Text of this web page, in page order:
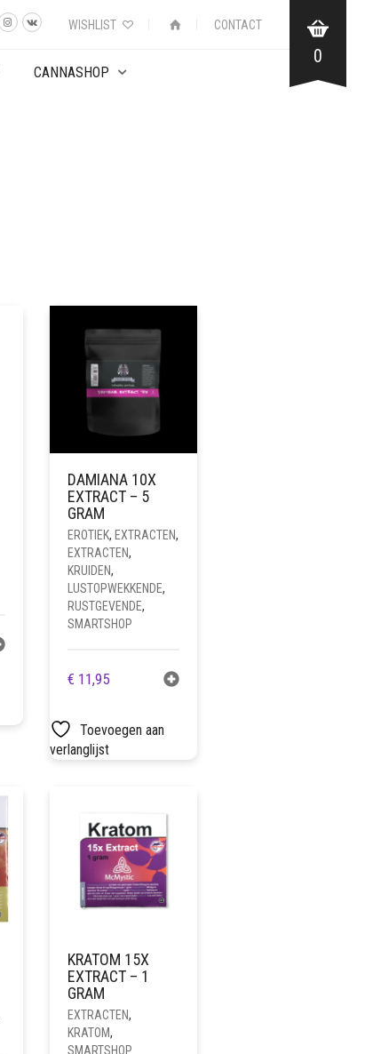
WISHLIST CONTACT
0
CANNASHOP
DAMIANA 10X
EXTRACT – 5
GRAM
EROTIEK,EXTRACTEN,
EXTRACTEN,
KRUIDEN,
LUSTOPWEKKENDE,
RUSTGEVENDE,
SMARTSHOP
€ 11,95
Toevoegen aan
verlanglijst
KRATOM 15X
EXTRACT – 1
GRAM
EXTRACTEN,
KRATOM,
SMARTSHOP